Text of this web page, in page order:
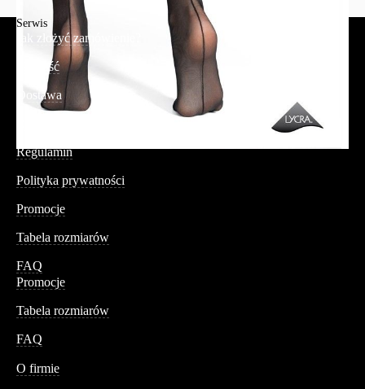
Serwis
Jak złożyć zamówienie?
Płatność
Dostawa
Regulamin
Polityka prywatności
Promocje
Tabela rozmiarów
FAQ
Promocje
Tabela rozmiarów
FAQ
O firmie